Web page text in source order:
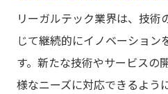
リーガルテック業界は、技術
じて継続的にイノベーション
す。新たな技術やサービスの
様なニーズに対応できるよう